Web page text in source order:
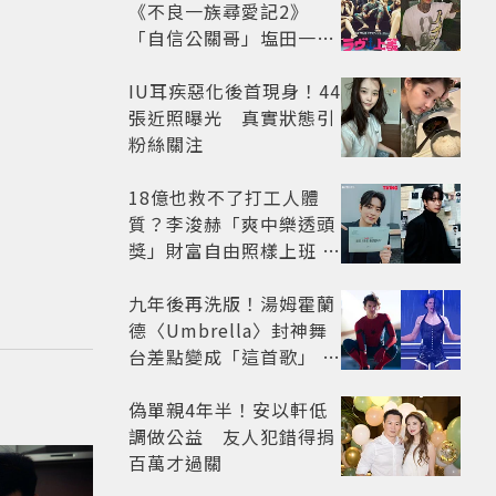
《不良一族尋愛記2》
「自信公關哥」塩田一馬
老闆
IU耳疾惡化後首現身！44
張近照曝光 真實狀態引
粉絲關注
18億也救不了打工人體
質？李浚赫「爽中樂透頭
獎」財富自由照樣上班 西
九年後再洗版！湯姆霍蘭
德〈Umbrella〉封神舞
台差點變成「這首歌」 造
開
偽單親4年半！安以軒低
調做公益 友人犯錯得捐
百萬才過關